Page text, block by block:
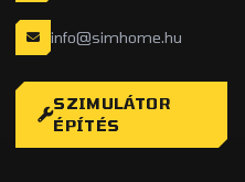
info@simhome.hu
SZIMULÁTOR
ÉPÍTÉS